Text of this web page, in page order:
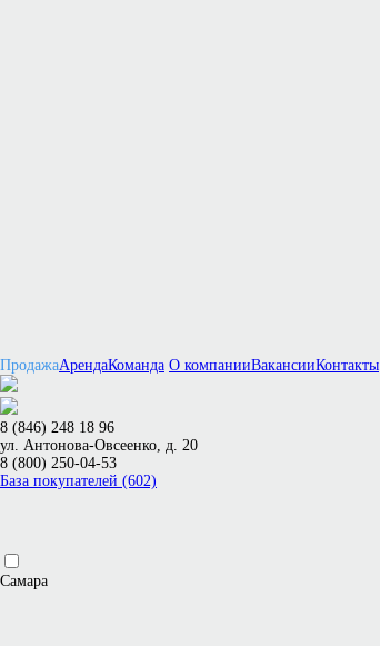
ПродажаАрендаКоманда О компанииВакансииКонтакты
8 (846) 248 18 96
ул. Антонова-Овсеенко, д. 20
8 (800) 250-04-53
База покупателей (602)
Самара